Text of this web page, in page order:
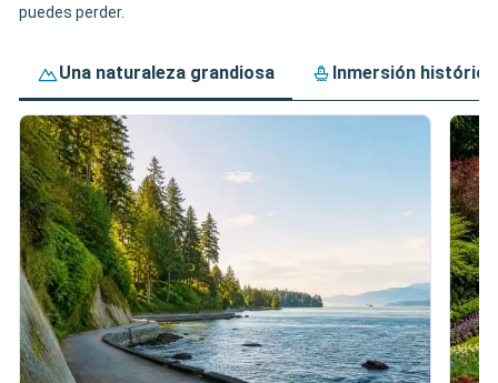
puedes perder.
Una naturaleza grandiosa Inmersión